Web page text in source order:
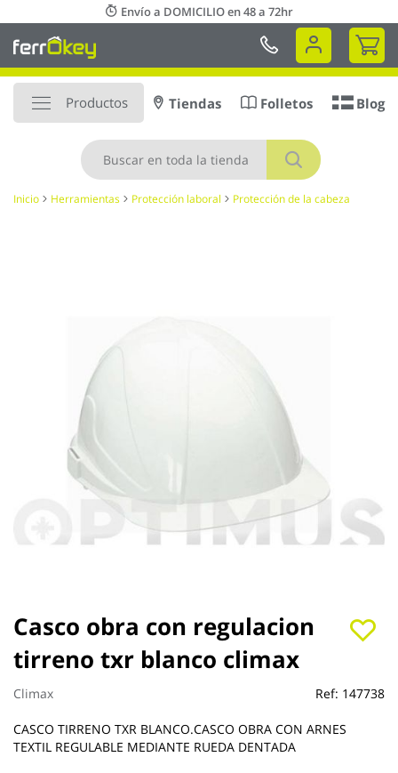
al
contenido
Envío a DOMICILIO en 48 a 72hr
Mi
Productos
Buscar
Tiendas Folletos Blog
Inicio Herramientas Protección laboral Protección de la cabeza
Casco obra con regulacion
tirreno txr blanco climax
Climax Ref: 147738
CASCO TIRRENO TXR BLANCO.CASCO OBRA CON ARNES
TEXTIL REGULABLE MEDIANTE RUEDA DENTADA
Saltar
al
comienzo
de
la
de
imágenes